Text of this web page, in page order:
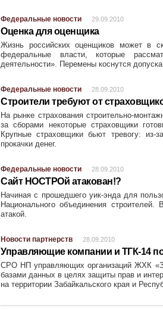
Федеральные новости 29.09.2010
Оценка для оценщика
Жизнь российских оценщиков может в
федеральные власти, которые
деятельности». Перемены коснутся
Федеральные новости 28.09.2010
Строители требуют от
На рынке страхования строительно-
за сборами некоторые страховщики
Крупные страховщики бьют тревогу: из-
прокачки денег.
Федеральные новости 28.09.2010
Сайт НОСТРОй атакован!?
Начиная с прошедшего уик-энда для
Национального объединения
атакой.
Новости партнерств 28.09.2010
Управляющие компании и ТГК-14
СРО НП управляющих организаций ЖХК
базами данных в целях защиты прав и
на территории Забайкальского края и